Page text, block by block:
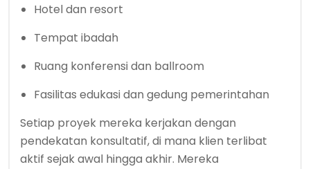
Hotel dan resort
Tempat ibadah
Ruang konferensi dan ballroom
Fasilitas edukasi dan gedung pemerintahan
Setiap proyek mereka kerjakan dengan
pendekatan konsultatif, di mana klien terlibat
aktif sejak awal hingga akhir. Mereka